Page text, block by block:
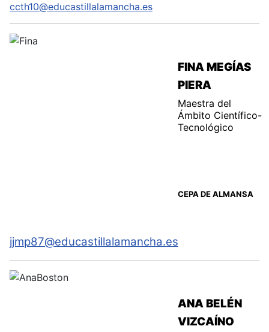
ccth10@educastillalamancha.es
FINA MEGÍAS
PIERA
Maestra del
Ámbito Científico-
Tecnológico
CEPA DE ALMANSA
jjmp87@educastillalamancha.es
ANA BELÉN
VIZCAÍNO